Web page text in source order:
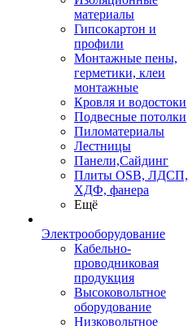
материалы
Гипсокартон и
профили
Монтажные пены,
герметики, клеи
монтажные
Кровля и водостоки
Подвесные потолки
Пиломатериалы
Лестницы
Панели,Сайдинг
Плиты OSB, ЛДСП,
ХДФ, фанера
Ещё
Электрооборудование
Кабельно-
проводниковая
продукция
Высоковольтное
оборудование
Низковольтное